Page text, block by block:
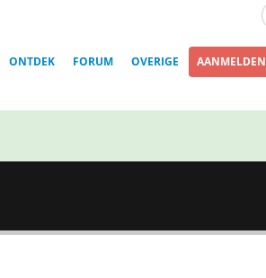
ONTDEK FORUM OVERIGE AANMELDEN